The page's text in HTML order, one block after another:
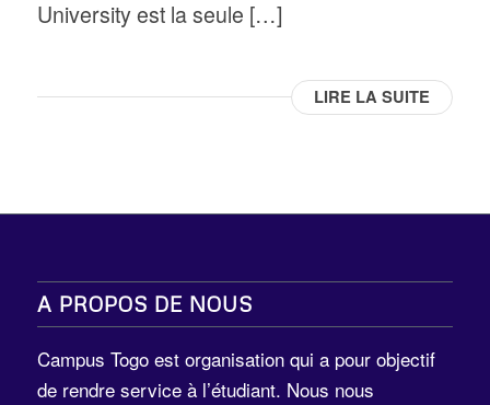
University est la seule […]
LIRE LA SUITE
A PROPOS DE NOUS
Campus Togo est organisation qui a pour objectif
de rendre service à l’étudiant. Nous nous